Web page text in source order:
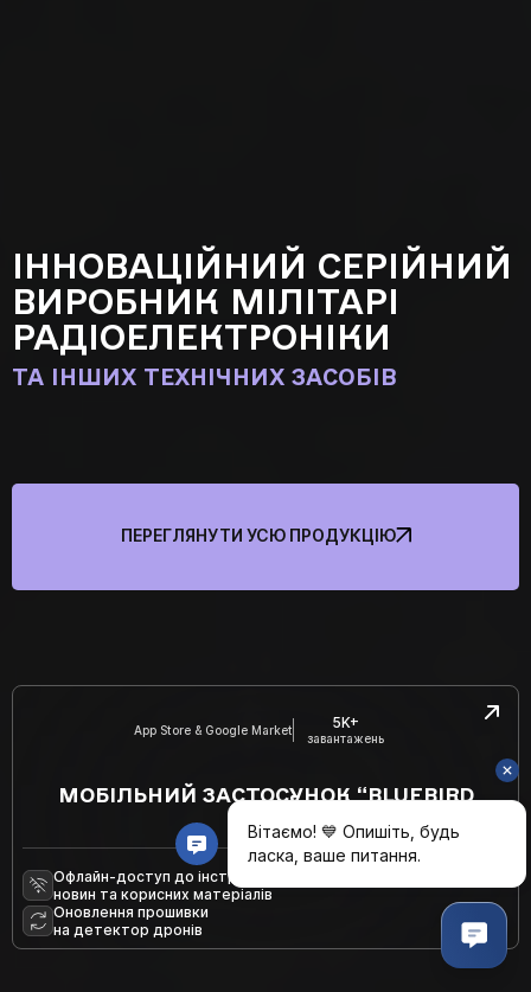
ІННОВАЦІЙНИЙ СЕРІЙНИЙ
ВИРОБНИК МІЛІТАРІ
РАДІОЕЛЕКТРОНІКИ
ТА ІНШИХ ТЕХНІЧНИХ ЗАСОБІВ
ПЕРЕГЛЯНУТИ УСЮ ПРОДУКЦІЮ
App Store & Google Market 5K+
завантажень
МОБІЛЬНИЙ ЗАСТОСУНОК “BLUEBIRD
Оновлення прошивки
на детектор дронів
Офлайн-доступ до інструкцій,
новин та корисних матеріалів